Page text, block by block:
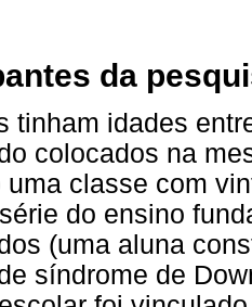
da
tinham idades
colocados na
uma classe com
do ensino
(uma aluna
síndrome de